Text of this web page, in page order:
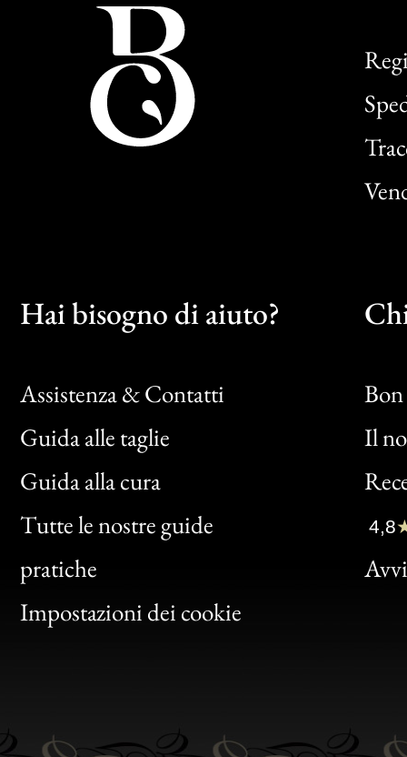
Hai bisogno di aiuto?
Assistenza & Contatti
Guida alle taglie
Guida alla cura
Tutte le nostre guide
pratiche
Impostazioni dei cookie
Il
Bon
Clic
Bon
4,8